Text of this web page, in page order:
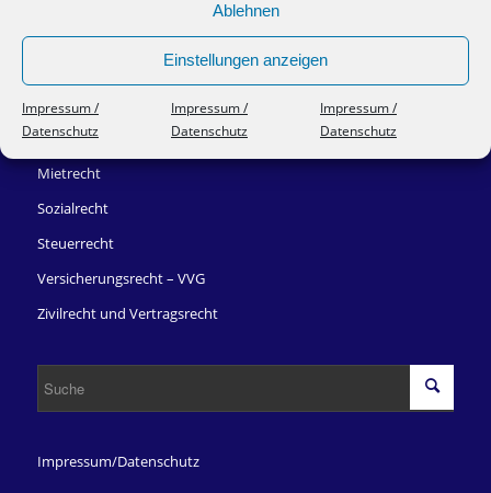
Ablehnen
Einstellungen anzeigen
Impressum /
Datenschutz
Impressum /
Datenschutz
Impressum /
Datenschutz
Erbrecht
IT-Recht
Kindergeld
Mietrecht
Sozialrecht
Steuerrecht
Versicherungsrecht – VVG
Zivilrecht und Vertragsrecht
Impressum/Datenschutz